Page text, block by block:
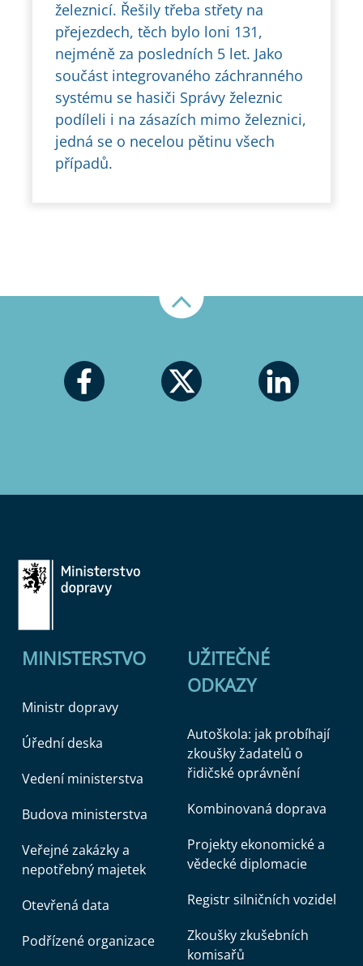
železnicí. Řešily třeba střety na
přejezdech, těch bylo loni 131,
nejméně za posledních 5 let. Jako
součást integrovaného záchranného
systému se hasiči Správy železnic
podíleli i na zásazích mimo železnici,
jedná se o necelou pětinu všech
případů.
MINISTERSTVO
Ministr dopravy
Úřední deska
Vedení ministerstva
Budova ministerstva
Veřejné zakázky a
nepotřebný majetek
Otevřená data
Podřízené organizace
UŽITEČNÉ
ODKAZY
Autoškola: jak probíhají
zkoušky žadatelů o
řidičské oprávnění
Kombinovaná doprava
Projekty ekonomické a
vědecké diplomacie
Registr silničních vozidel
Zkoušky zkušebních
komisařů